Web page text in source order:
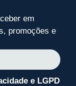
em
promoções e
e LGPD